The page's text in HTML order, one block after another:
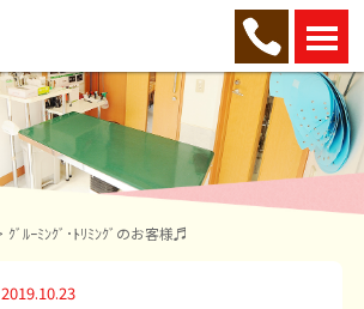
ｸﾞﾙｰﾐﾝｸﾞ･ﾄﾘﾐﾝｸﾞのお客様♬
2019.10.23